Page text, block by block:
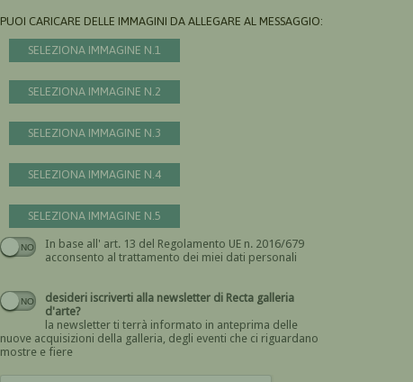
PUOI CARICARE DELLE IMMAGINI DA ALLEGARE AL MESSAGGIO:
SELEZIONA IMMAGINE N.1
SELEZIONA IMMAGINE N.2
SELEZIONA IMMAGINE N.3
SELEZIONA IMMAGINE N.4
SELEZIONA IMMAGINE N.5
In base all' art. 13 del Regolamento UE n. 2016/679
acconsento al trattamento dei miei dati personali
Devi dare il consenso
desideri iscriverti alla newsletter di Recta galleria
d'arte?
la newsletter ti terrà informato in anteprima delle
nuove acquisizioni della galleria, degli eventi che ci riguardano
mostre e fiere